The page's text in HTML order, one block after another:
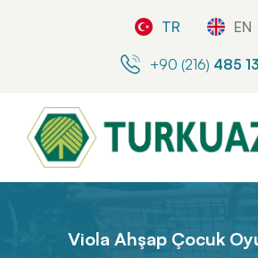
TR EN
+90 (216) 485
Viola Ahşap Çocuk